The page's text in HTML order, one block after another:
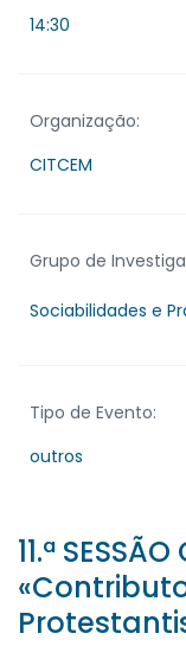
14:30
Organização:
CITCEM
Grupo de
Sociabilidades e
Tipo de Evento:
outros
11.ª